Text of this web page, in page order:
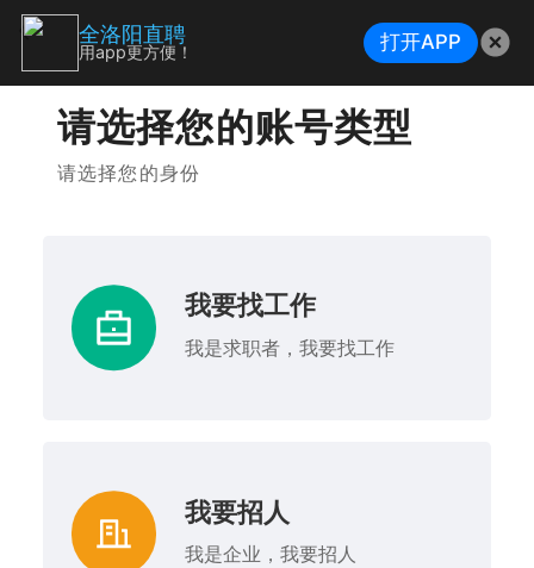
请选择您的账号类型
请选择您的身份
我要找工作
我是求职者，我要找工作
我要招人
我是企业，我要招人
全洛阳直聘
用app更方便！ 打开APP